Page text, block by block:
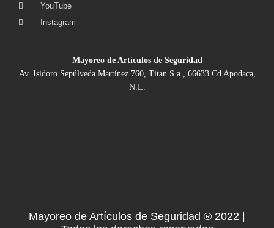
YouTube
Instagram
Mayoreo de Artículos de Seguridad
Av. Isidoro Sepúlveda Martínez 760, Titan S.a., 66633 Cd Apodaca,
N.L.
Mayoreo de Artículos de Seguridad ® 2022 |